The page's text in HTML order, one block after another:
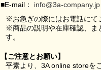
■E-mail：
info@3a-company.jp
※お急ぎの際にはお電話にて
※商品の説明や在庫確認、ま
す。
【ご注意とお願い】
平素より、3A online storeを